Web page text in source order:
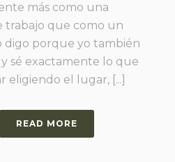
más como una
trabajo que como un
digo porque yo también
y sé exactamente lo que
eligiendo el lugar, [...]
READ MORE